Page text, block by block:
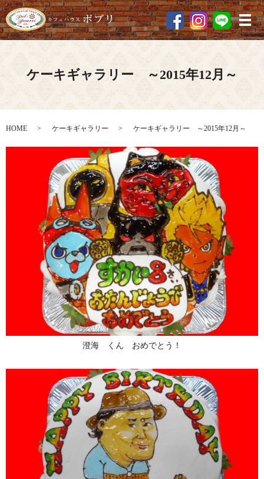
メ
ケーキギャラリー ～2015年12月～
HOME ケーキギャラリー ケーキギャラリー ～2015年12月～
澄海 くん おめでとう！